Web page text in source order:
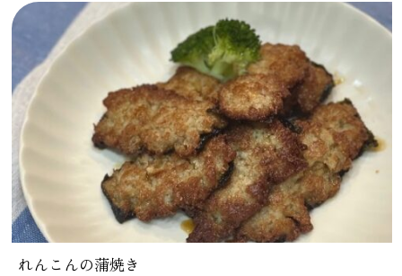
れんこんの蒲焼き